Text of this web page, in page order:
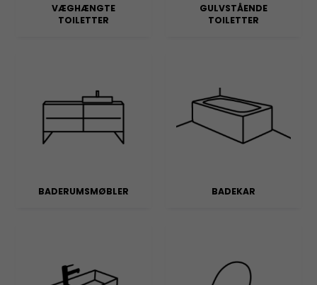
VÆGHÆNGTE
TOILETTER
GULVSTÅENDE
TOILETTER
BADERUMSMØBLER BADEKAR